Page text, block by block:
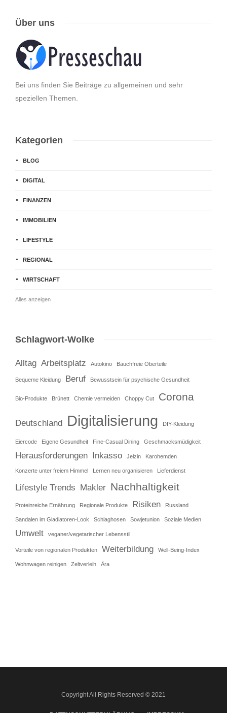
Über uns
Bei uns finden Sie Beiträge zu allgemeinen und sehr
speziellen Themen.
Kategorien
BLOG
DIGITAL
FINANZEN
IMMOBILIEN
LIFESTYLE
REGIONAL
WIRTSCHAFT
Alles anzeigen
Schlagwort-Wolke
Alltag Arbeitsplatz Autokino Bauchfreie Oberteile
Bequeme Kleidung Beruf Bewusstsein für psychische Gesundheit
Bio-Produkte Brünett Chemie vermeiden Choppy Cut Corona
Deutschland Digitalisierung DIY-Kleidung
Eiercode Eigene Gesundheit Fine-Casual Dining Geschmacksmüdigkeit
Herausforderungen Inkasso Jelzin Karohemden
Konzerte unter freiem Himmel Lernen neu organisieren Lieferdienst
Lifestyle Trends Makler Nachhaltigkeit
Proteinreiche Ernährung Regionale Produkte Risiken Russland
Sandalen im Gladiatoren-Look Schlaghosen Sowjetunion Soziale Medien
Umwelt veganer/vegetarischer Lebensstil
Vorteile von regionalen Produkten Weiterbildung Well-Being-Index
Wohnwagen reinigen Zeltverleih Ära
Copyright All Rights Reserved © 2021